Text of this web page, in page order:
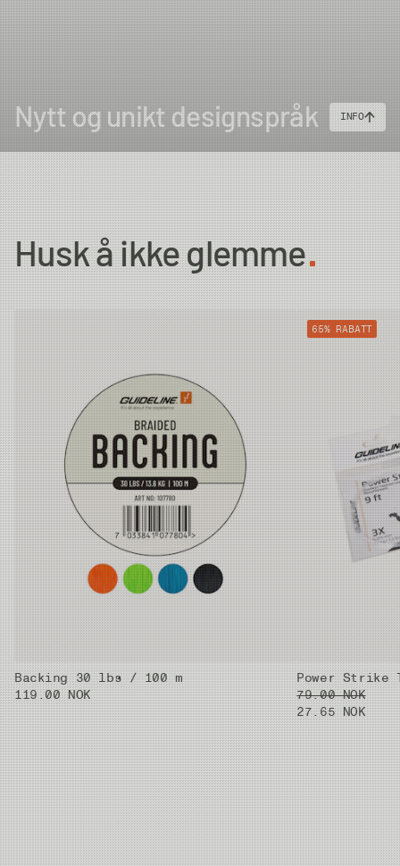
Nytt og unikt designspråk INFO
Husk å ikke glemme
Backing 30 lbs / 100 m
119.00 NOK
65% RABATT
Power Strike
79.00 NOK
27.65 NOK